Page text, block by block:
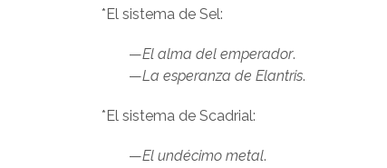
*El sistema de Sel:
—El alma del emperador.
—La esperanza de Elantris.
*El sistema de Scadrial:
—El undécimo metal.